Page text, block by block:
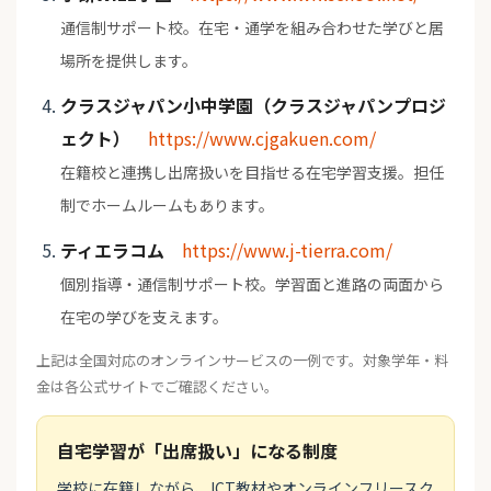
通信制サポート校。在宅・通学を組み合わせた学びと居
場所を提供します。
クラスジャパン小中学園（クラスジャパンプロジ
ェクト）
https://www.cjgakuen.com/
在籍校と連携し出席扱いを目指せる在宅学習支援。担任
制でホームルームもあります。
ティエラコム https://www.j-tierra.com/
個別指導・通信制サポート校。学習面と進路の両面から
在宅の学びを支えます。
上記は全国対応のオンラインサービスの一例です。対象学年・料
金は各公式サイトでご確認ください。
自宅学習が「出席扱い」になる制度